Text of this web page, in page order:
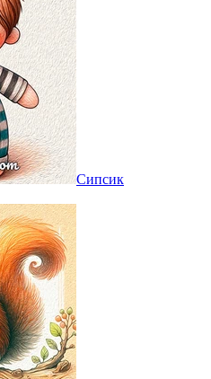
Сипсик